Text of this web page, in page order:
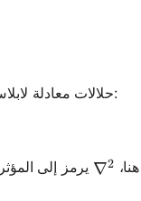
حلالات معادلة لابلاس هي أدوات حاسوبية مصممة للعثور على حلول معادلة لابلاس، والتي يتم تمثيلها رياضياً كالتالي:
هنا، ∇2 يرمز إلى